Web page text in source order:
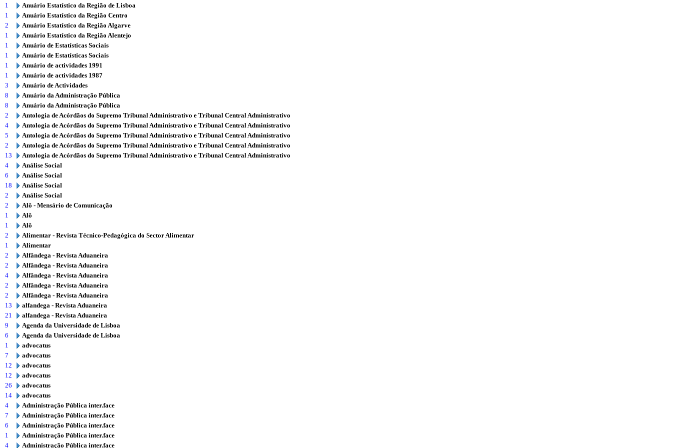
1
Anuário Estatístico da Região de Lisboa
1
Anuário Estatístico da Região Centro
2
Anuário Estatístico da Região Algarve
1
Anuário Estatístico da Região Alentejo
1
Anuário de Estatísticas Sociais
1
Anuário de Estatísticas Sociais
1
Anuário de actividades 1991
1
Anuário de actividades 1987
3
Anuário de Actividades
8
Anuário da Administração Pública
8
Anuário da Administração Pública
2
Antologia de Acórdãos do Supremo Tribunal Administrativo e Tribunal Central Administrativo
4
Antologia de Acórdãos do Supremo Tribunal Administrativo e Tribunal Central Administrativo
5
Antologia de Acórdãos do Supremo Tribunal Administrativo e Tribunal Central Administrativo
2
Antologia de Acórdãos do Supremo Tribunal Administrativo e Tribunal Central Administrativo
13
Antologia de Acórdãos do Supremo Tribunal Administrativo e Tribunal Central Administrativo
4
Análise Social
6
Análise Social
18
Análise Social
2
Análise Social
2
Alô - Mensário de Comunicação
1
Alô
1
Alô
2
Alimentar - Revista Técnico-Pedagógica do Sector Alimentar
1
Alimentar
2
Alfândega - Revista Aduaneira
2
Alfândega - Revista Aduaneira
4
Alfândega - Revista Aduaneira
2
Alfândega - Revista Aduaneira
2
Alfândega - Revista Aduaneira
13
alfandega - Revista Aduaneira
21
alfandega - Revista Aduaneira
9
Agenda da Universidade de Lisboa
6
Agenda da Universidade de Lisboa
1
advocatus
7
advocatus
12
advocatus
12
advocatus
26
advocatus
14
advocatus
4
Administração Pública inter.face
7
Administração Pública inter.face
6
Administração Pública inter.face
1
Administração Pública inter.face
4
Administração Pública inter.face